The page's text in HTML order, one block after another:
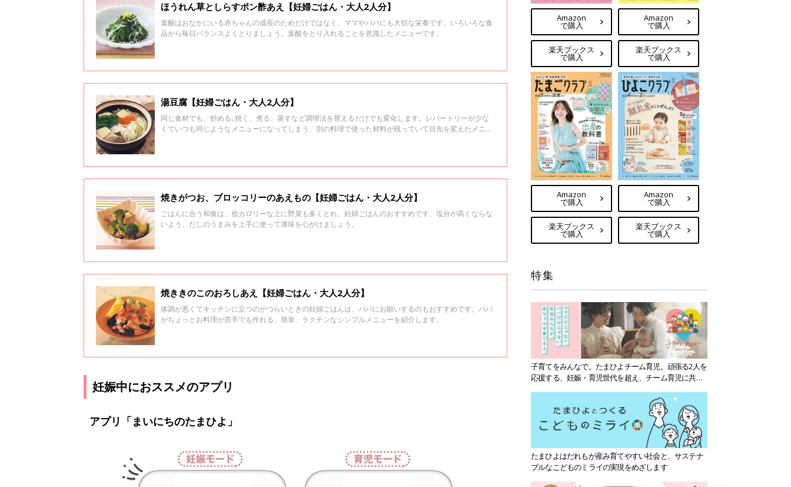
ほうれん草としらすポン酢あえ【妊婦ごはん・大人2人分】
葉酸はおなかにいる赤ちゃんの成長のためだけではなく、ママやパパにも大切な栄養です。いろいろな食
品から毎日バランスよくとりましょう。葉酸をとり入れることを意識したメニューです。
湯豆腐【妊婦ごはん・大人2人分】
同じ食材でも、炒める､焼く、煮る、蒸すなど調理法を替えるだけでも変化します。レパートリーが少な
くていつも同じようなメニューになってしまう、別の料理で使った材料が残っていて目先を変えたメニュ
焼きがつお、ブロッコリーのあえもの【妊婦ごはん・大人2人分】
ごはんに合う和食は、低カロリーな上に野菜も多くとれ、妊婦ごはんのおすすめです。塩分が高くならな
いよう、だしのうまみを上手に使って薄味を心がけましょう。
焼ききのこのおろしあえ【妊婦ごはん・大人2人分】
体調が悪くてキッチンに立つのがつらいときの妊婦ごはんは、パパにお願いするのもおすすめです。パパ
がちょっとお料理が苦手でも作れる、簡単、ラクチンなシンプルメニューを紹介します。
妊娠中におススメのアプリ
アプリ「まいにちのたまひよ」
Amazon
で購入
楽天ブックス
で購入
Amazon
で購入
楽天ブックス
で購入
Amazon
で購入
楽天ブックス
で購入
Amazon
で購入
楽天ブックス
で購入
特集
子育てをみんなで。たまひよチーム育児。頑張る2人を
応援する、妊娠・育児世代を超え、チーム育児に共感
たまひよはだれもが産み育てやすい社会と、サステナ
ブルなこどものミライの実現をめざします